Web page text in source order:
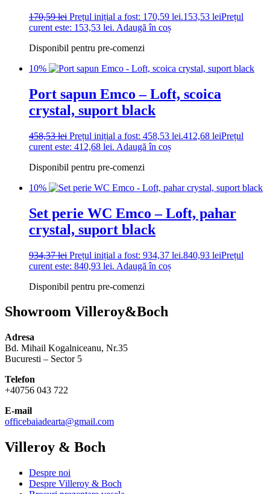
170,59lei Prețul inițial a fost: 170,59 lei.153,53 leiPrețul
curent este: 153,53 lei. Adaugă în coș
Disponibil pentru pre-comenzi
10%
Port sapun Emco – Loft, scoica
crystal, suport black
458,53lei Prețul inițial a fost: 458,53 lei.412,68 leiPrețul
curent este: 412,68 lei. Adaugă în coș
Disponibil pentru pre-comenzi
10%
Set perie WC Emco – Loft, pahar
crystal, suport black
934,37lei Prețul inițial a fost: 934,37 lei.840,93 leiPrețul
curent este: 840,93 lei. Adaugă în coș
Disponibil pentru pre-comenzi
Showroom Villeroy&Boch
Adresa
Bd. Mihail Kogalniceanu, Nr.35
Bucuresti – Sector 5
Telefon
+40756 043 722
E-mail
officebaiadearta@gmail.com
Villeroy & Boch
Despre noi
Despre Villeroy & Boch